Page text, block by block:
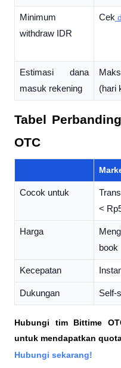
Minimum
withdraw IDR
Cek
Estimasi dana
masuk rekening
(hari
Tabel
OTC
Cocok untuk
<
Harga
book
Kecepatan
Dukungan Self-
Hubungi tim Bittime
untuk mendapatkan
Hubungi sekarang!